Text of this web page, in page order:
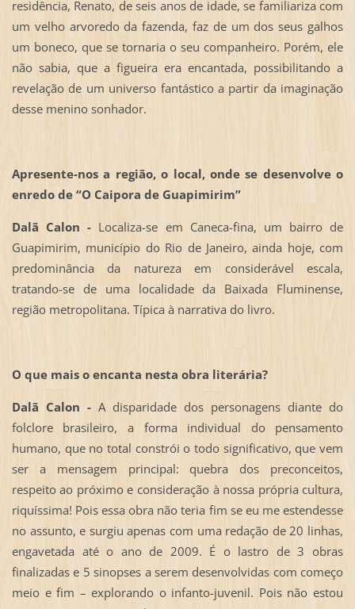
residência, Renato, de seis anos de idade, se familiariza com
um velho arvoredo da fazenda, faz de um dos seus galhos
um boneco, que se tornaria o seu companheiro. Porém, ele
não sabia, que a figueira era encantada, possibilitando a
revelação de um universo fantástico a partir da imaginação
desse menino sonhador.
Apresente-nos a região, o local, onde se desenvolve o
enredo de “O Caipora de Guapimirim”
Dalã Calon - Localiza-se em Caneca-fina, um bairro de
Guapimirim, município do Rio de Janeiro, ainda hoje, com
predominância da natureza em considerável escala,
tratando-se de uma localidade da Baixada Fluminense,
região metropolitana. Típica à narrativa do livro.
O que mais o encanta nesta obra literária?
Dalã Calon - A disparidade dos personagens diante do
folclore brasileiro, a forma individual do pensamento
humano, que no total constrói o todo significativo, que vem
ser a mensagem principal: quebra dos preconceitos,
respeito ao próximo e consideração à nossa própria cultura,
riquíssima! Pois essa obra não teria fim se eu me estendesse
no assunto, e surgiu apenas com uma redação de 20 linhas,
engavetada até o ano de 2009. É o lastro de 3 obras
finalizadas e 5 sinopses a serem desenvolvidas com começo
meio e fim – explorando o infanto-juvenil. Pois não estou